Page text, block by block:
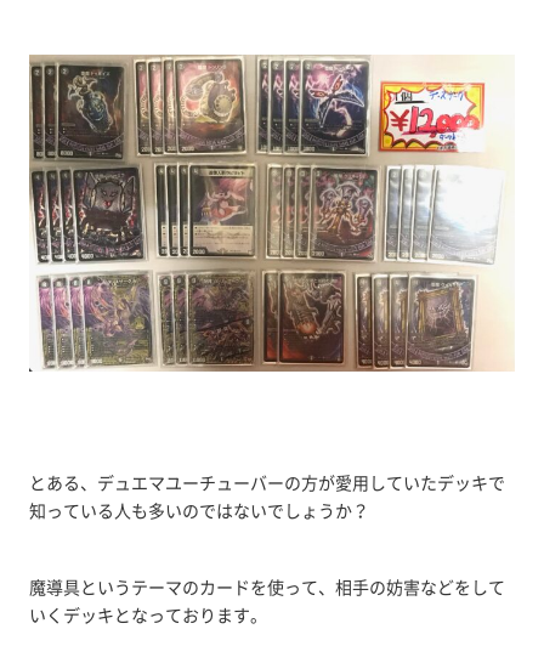
とある、デュエマユーチューバーの方が愛用していたデッキで
知っている人も多いのではないでしょうか？
魔導具というテーマのカードを使って、相手の妨害などをして
いくデッキとなっております。